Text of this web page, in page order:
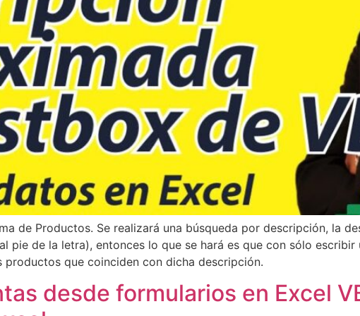
de Productos. Se realizará una búsqueda por descripción, la
pie de la letra), entonces lo que se hará es que con sólo
que coinciden con dicha descripción.
desde formularios en Excel